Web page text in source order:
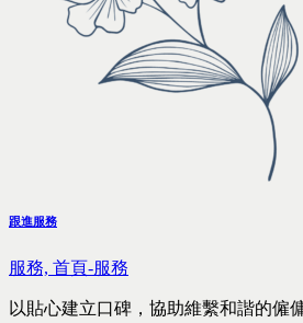
跟進服務
服務, 首頁-服務
以貼心建立口碑，協助維繫和諧的僱